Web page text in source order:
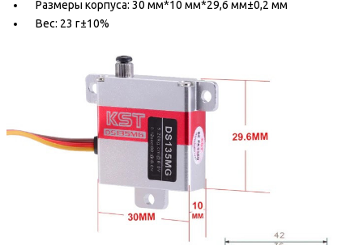
Размеры корпуса: 30 мм*10 мм*29,6 мм±0,2 мм
Вес: 23 г±10%